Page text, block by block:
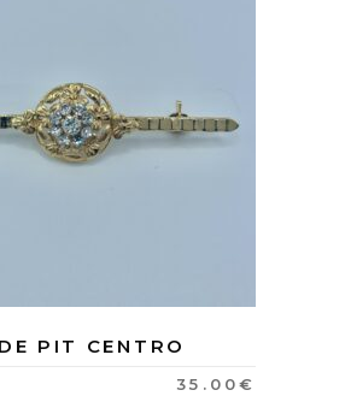
PIT CENTRO
35.00€